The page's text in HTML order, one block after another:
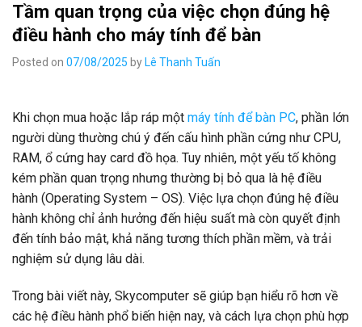
Tầm quan trọng của việc chọn đúng hệ
điều hành cho máy tính để bàn
Posted on 07/08/2025 by Lê Thanh Tuấn
Khi chọn mua hoặc lắp ráp một máy tính để bàn PC, phần lớn
người dùng thường chú ý đến cấu hình phần cứng như CPU,
RAM, ổ cứng hay card đồ họa. Tuy nhiên, một yếu tố không
kém phần quan trọng nhưng thường bị bỏ qua là hệ điều
hành (Operating System – OS). Việc lựa chọn đúng hệ điều
hành không chỉ ảnh hưởng đến hiệu suất mà còn quyết định
đến tính bảo mật, khả năng tương thích phần mềm, và trải
nghiệm sử dụng lâu dài.
Trong bài viết này, Skycomputer sẽ giúp bạn hiểu rõ hơn về
các hệ điều hành phổ biến hiện nay, và cách lựa chọn phù hợp